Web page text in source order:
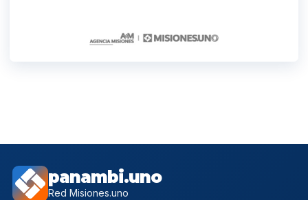
panambi.uno
Red Misiones.uno